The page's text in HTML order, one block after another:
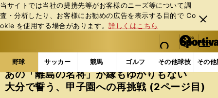
当サイトでは当社の提携先等がお客様のニーズ等について調
査・分析したり、お客様にお勧めの広告を表⽰する⽬的で Co
okie を使⽤する場合があります。詳しくはこちら
閉じ
る
web Sportiva (webスポルティーバ)
検索
マイペ
ー
ジ
メニュ
野球 サッカー 競馬 ゴルフ その他球技 その
b
ス
ポ
ル
野球の記事一覧 高校野球他 あの「離島の名将」が
あの「離島の名将」が縁もゆかりもない
大分で誓う、甲子園への再挑戦 (2ページ目)